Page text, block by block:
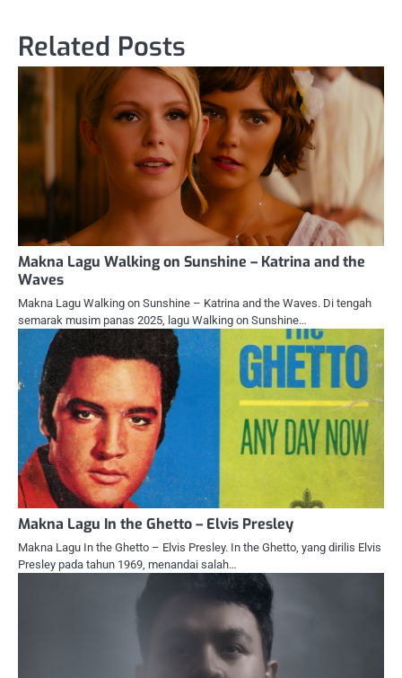
Related Posts
Makna Lagu Walking on Sunshine – Katrina and the
Waves
Makna Lagu Walking on Sunshine – Katrina and the Waves. Di tengah
semarak musim panas 2025, lagu Walking on Sunshine…
Makna Lagu In the Ghetto – Elvis Presley
Makna Lagu In the Ghetto – Elvis Presley. In the Ghetto, yang dirilis Elvis
Presley pada tahun 1969, menandai salah…